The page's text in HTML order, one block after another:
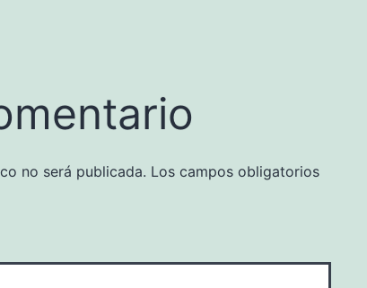
no será publicada. Los campos obligatorios